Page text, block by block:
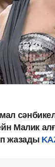
Малик
жазады